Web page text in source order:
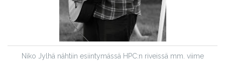
Niko Jylhä nähtiin esiintymässä HPC:n riveissä mm. viime